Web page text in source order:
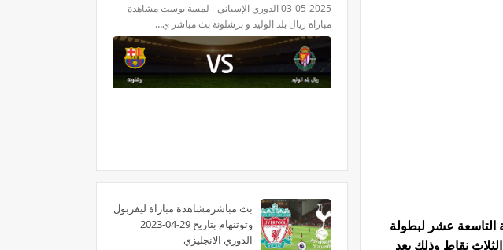
عشر لبطولة
الفوز وحصد الثلاث نقاط وذلك بعد
2025-05-03 الدوري الإسباني - لمسة بوست مشاهدة
مباراة ريال بلد الوليد و برشلونة بث مباشر ي…
بث مباشرمشاهدة مباراة ليفربول
وتوتنهام بتاريخ 29-04-2023
الدوري الانجليزي